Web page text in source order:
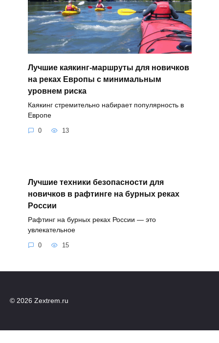
Лучшие каякинг-маршруты для новичков
на реках Европы с минимальным
уровнем риска
Каякинг стремительно набирает популярность в
Европе
0 13
Лучшие техники безопасности для
новичков в рафтинге на бурных реках
России
Рафтинг на бурных реках России — это
увлекательное
0 15
© 2026 Zextrem.ru